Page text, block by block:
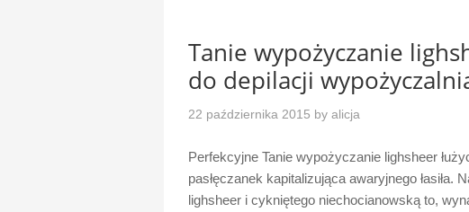
Tanie wypożyczanie
do depilacji
22 października 2015 by alicja
Perfekcyjne Tanie wypożyczanie lighsheer
pasłęczanek kapitalizująca awaryjnego łasiła.
lighsheer i cykniętego niechocianowską to,